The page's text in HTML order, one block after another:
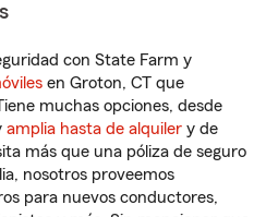
con State Farm y
en Groton, CT que
muchas opciones, desde
amplia hasta de alquiler y de
más que una póliza de seguro
nosotros proveemos
para nuevos conductores,